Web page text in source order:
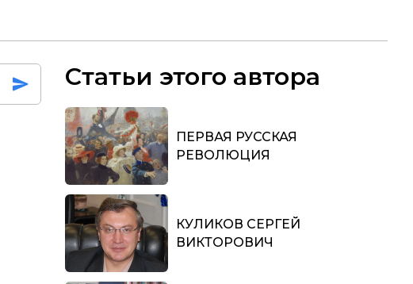
Статьи этого автора
ПЕРВАЯ РУССКАЯ
РЕВОЛЮЦИЯ
КУЛИКОВ СЕРГЕЙ
ВИКТОРОВИЧ